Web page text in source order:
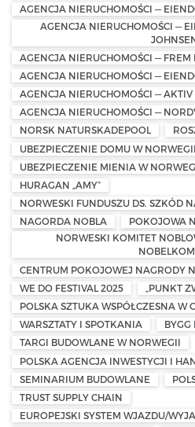
AGENCJA NIERUCHOMOŚCI —
AGENCJA NIERUCHOMOŚCI —
AGENCJA NIERUCHOMOŚCI — FREM
AGENCJA NIERUCHOMOŚCI —
AGENCJA NIERUCHOMOŚCI —
AGENCJA NIERUCHOMOŚCI —
NORSK NATURSKADEPOOL
UBEZPIECZENIE DOMU W
UBEZPIECZENIE MIENIA W
HURAGAN „AMY”
NORWESKI FUNDUSZU DS. SZKÓD
NAGORDA NOBLA
POKOJOWA
NORWESKI KOMITET
CENTRUM POKOJOWEJ NAGRODY
WE DO FESTIVAL 2025
„PUNKT
POLSKA SZTUKA WSPÓŁCZESNA W
WARSZTATY I SPOTKANIA
BYGG
TARGI BUDOWLANE W NORWEGII
POLSKA AGENCJA INWESTYCJI I
SEMINARIUM BUDOWLANE
TRUST SUPPLY CHAIN
EUROPEJSKI SYSTEM WJAZDU/